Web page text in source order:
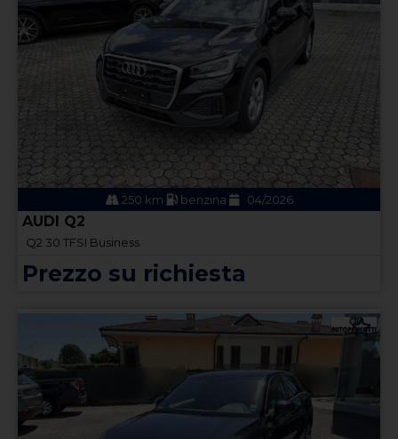
250 km benzina 04/2026
AUDI Q2
Q2 30 TFSI Business
Prezzo su richiesta